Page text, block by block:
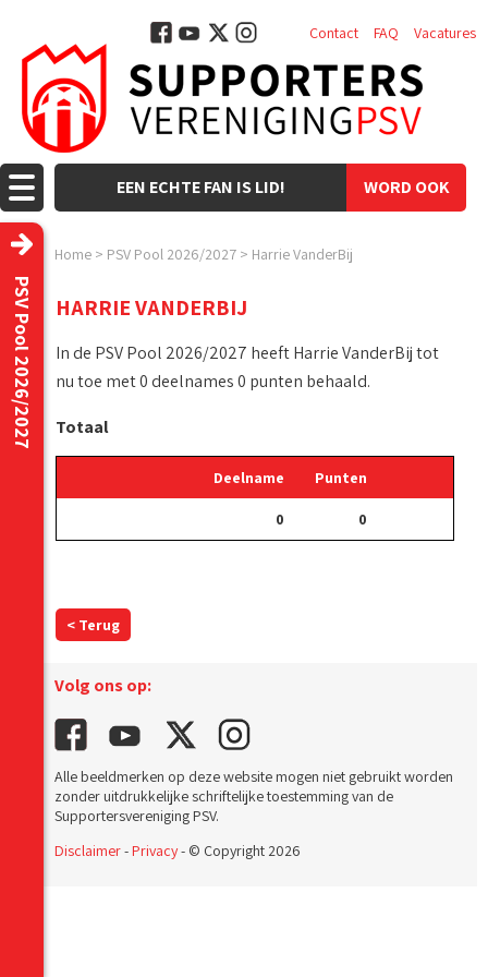
WORD OOK
EEN ECHTE FAN IS LID!
Contact FAQ Vacatures
Home > PSV Pool 2026/2027 > Harrie VanderBij
PSV Pool 2026/2027 HARRIE VANDERBIJ
In de PSV Pool 2026/2027 heeft Harrie VanderBij tot
nu toe met 0 deelnames 0 punten behaald.
Totaal
Deelname Punten
0 0
< Terug
Volg ons op:
Alle beeldmerken op deze website mogen niet gebruikt worden
zonder uitdrukkelijke schriftelijke toestemming van de
Supportersvereniging PSV.
Disclaimer-Privacy- © Copyright 2026